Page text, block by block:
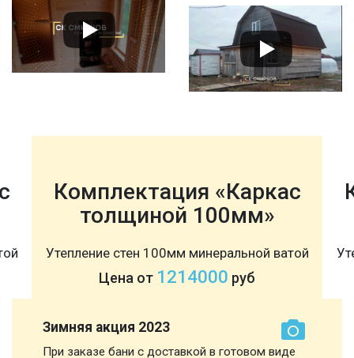
Комплектация «Каркас
толщиной 100мм»
Утепление стен 100мм минеральной ватой
Цена от 1214000 руб
Зимняя акция 2023
При заказе бани с доставкой в готовом виде